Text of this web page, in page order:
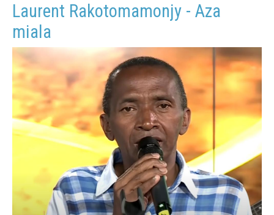
Laurent Rakotomamonjy - Aza
miala